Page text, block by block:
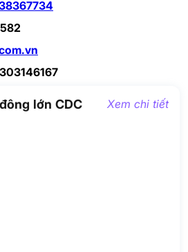
lớn CDC Xem chi tiết